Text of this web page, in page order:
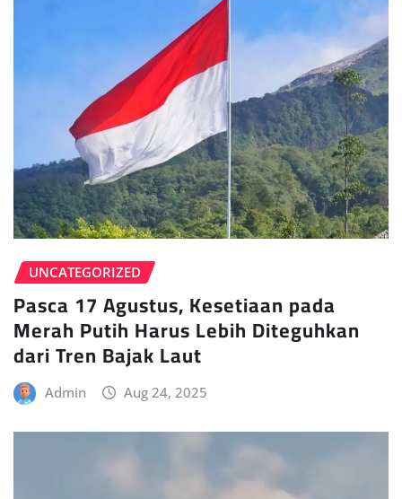
UNCATEGORIZED
Pasca 17 Agustus, Kesetiaan pada
Merah Putih Harus Lebih Diteguhkan
dari Tren Bajak Laut
Admin Aug 24, 2025